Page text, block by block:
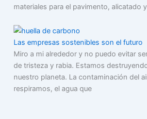
materiales para el pavimento, alicatado
Las empresas sostenibles son el futuro
Miro a mi alrededor y no puedo evitar
de tristeza y rabia. Estamos
nuestro planeta. La contaminación del
respiramos, el agua que